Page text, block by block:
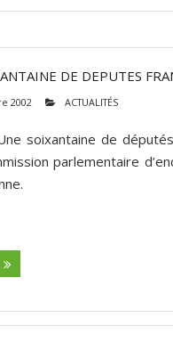
DE DEPUTES
2002 ACTUALITÉS
soixantaine de
parlementaire